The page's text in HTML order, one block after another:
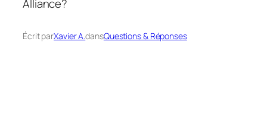
Écrit parXavier A.dansQuestions & Réponses